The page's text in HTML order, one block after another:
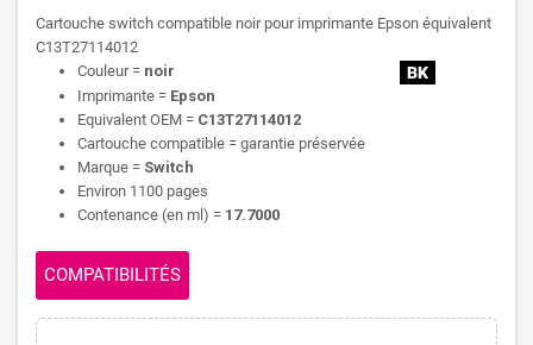
Cartouche switch compatible noir pour imprimante Epson équivalent
C13T27114012
Couleur = noir
Imprimante = Epson
Equivalent OEM = C13T27114012
Cartouche compatible = garantie préservée
Marque = Switch
Environ 1100 pages
Contenance (en ml) = 17.7000
COMPATIBILITÉS